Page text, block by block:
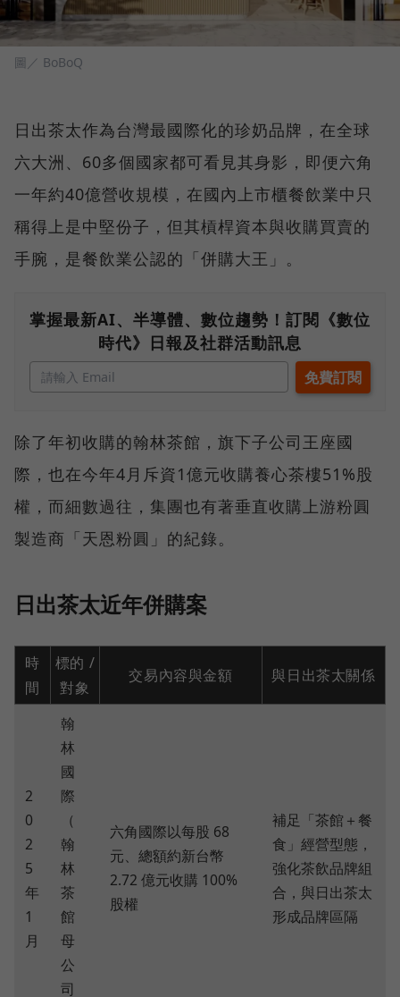
圖／ BoBoQ
日出茶太作為台灣最國際化的珍奶品牌，在全球
六大洲、60多個國家都可看見其身影，即便六角
一年約40億營收規模，在國內上市櫃餐飲業中只
稱得上是中堅份子，但其槓桿資本與收購買賣的
手腕，是餐飲業公認的「併購大王」。
掌握最新AI、半導體、數位趨勢！訂閱《數位
時代》日報及社群活動訊息
除了年初收購的翰林茶館，旗下子公司王座國
際，也在今年4月斥資1億元收購養心茶樓51%股
權，而細數過往，集團也有著垂直收購上游粉圓
製造商「天恩粉圓」的紀錄。
日出茶太近年併購案
時
間
標的 /
對象
交易內容與金額 與日出茶太關係
2
0
2
5
年
1
月
翰
林
國
際
（
翰
林
茶
館
母
公
司
六角國際以每股 68
元、總額約新台幣
2.72 億元收購 100%
股權
補足「茶館＋餐
食」經營型態，
強化茶飲品牌組
合，與日出茶太
形成品牌區隔